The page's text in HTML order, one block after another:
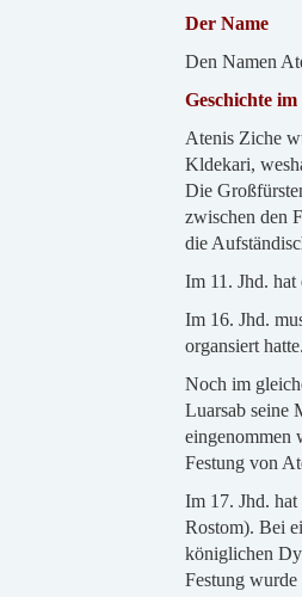
Der Name
Den Namen
Geschichte
Atenis Ziche
Kldekari,
Die
zwischen den
die
Im 11. Jhd.
Im 16. Jhd.
organsiert
Noch im
Luarsab seine
eingenommen
Festung von
Im 17. Jhd.
Rostom). Bei
königlichen
Festung wurde